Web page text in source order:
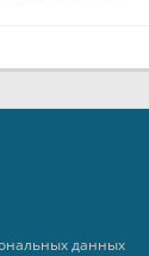
данных